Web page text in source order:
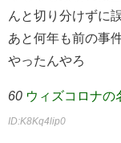
んと切り分けずに
あと何年も前の事
やったんやろ
60 ウィズコロナの
ID:K8Kq4lip0